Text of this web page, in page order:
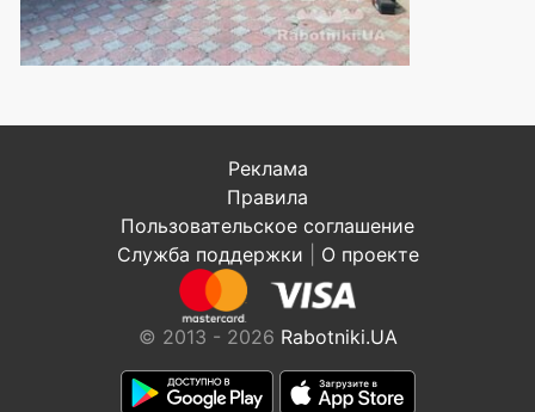
Реклама
Правила
Пользовательское соглашение
Служба поддержки
О проекте
© 2013 - 2026 Rabotniki.UA